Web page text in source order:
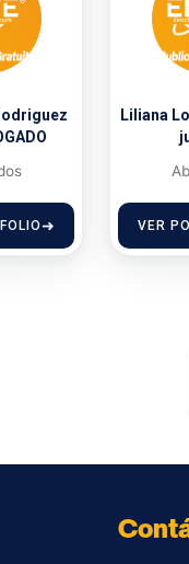
Liliana
VER